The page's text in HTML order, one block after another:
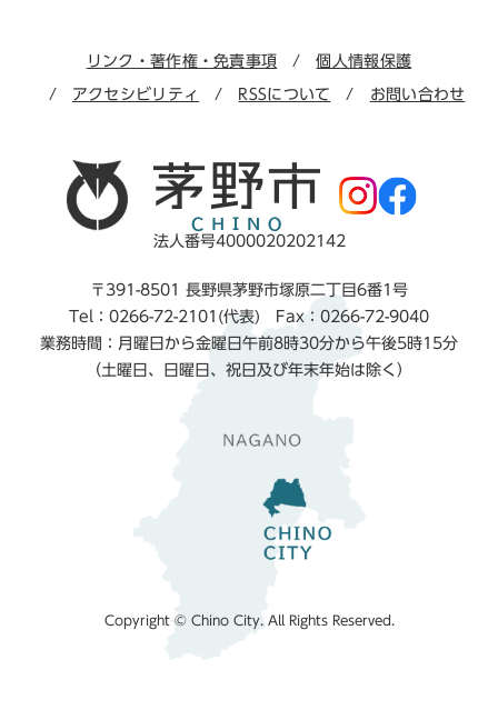
リンク・著作権・免責事項 個人情報保護
アクセシビリティ RSSについて お問い合わせ
法人番号4000020202142
〒391-8501 長野県茅野市塚原二丁目6番1号
Tel：0266-72-2101(代表) Fax：0266-72-9040
業務時間：月曜日から金曜日午前8時30分から午後5時15分
（土曜日、日曜日、祝日及び年末年始は除く）
Copyright © Chino City. All Rights Reserved.